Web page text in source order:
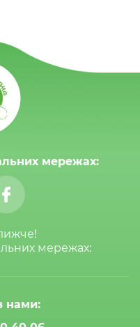
мережах:
мережах:
нами: